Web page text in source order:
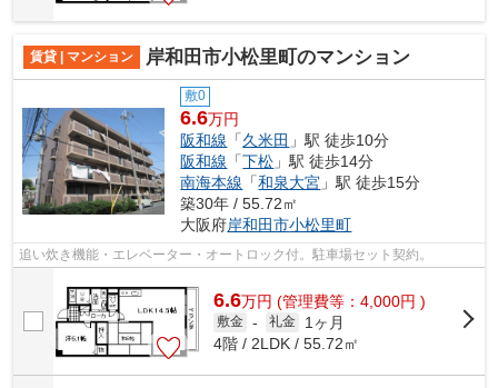
賃貸 | マンション 岸和田市小松里町のマンション
敷0
6.6万円
阪和線 「久米田 」駅 徒歩10分
阪和線 「下松 」駅 徒歩14分
南海本線 「和泉大宮 」駅 徒歩15分
築30年 / 55.72㎡
大阪府岸和田市小松里町
追い炊き機能・エレベーター・オートロック付。駐車場セット契約。
6.6万円 (管理費等：4,000円 )
敷金 - 礼金
1ヶ月
4階 / 2LDK / 55.72㎡